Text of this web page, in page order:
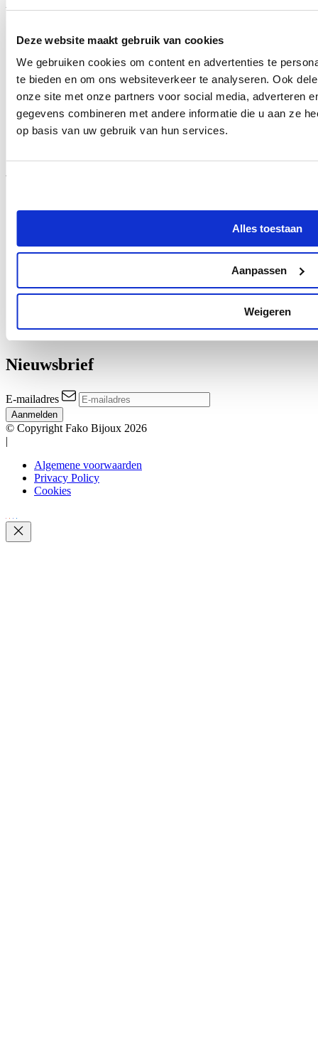
Deze website maakt gebruik van cookies
We gebruiken cookies om content en advertenties te
te bieden en om ons websiteverkeer te analyseren. Ook
onze site met onze partners voor social media, adverteren
gegevens combineren met andere informatie die u aan ze
op basis van uw gebruik van hun services.
Alles toestaan
Aanpassen
Weigeren
Klantenservice
Veelgestelde vragen
Veilig betalen
Verzending en levering
Garantie en reparatie
Assortiment
ID & Sleutelhangers
DIY
Sieraden
Nieuwsbrief
E-mailadres
Aanmelden
© Copyright Fako Bijoux 2026
|
Algemene voorwaarden
Privacy Policy
Cookies